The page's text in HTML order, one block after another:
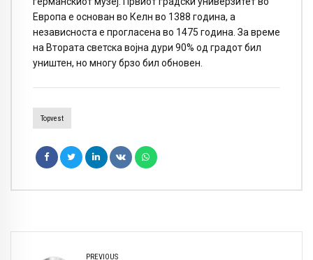
Европа е основан во Келн во 1388 година, а
независноста е прогласена во 1475 година. За време
на Втората светска војна дури 90% од градот бил
уништен, но многу брзо бил обновен.
Topvest
PREVIOUS